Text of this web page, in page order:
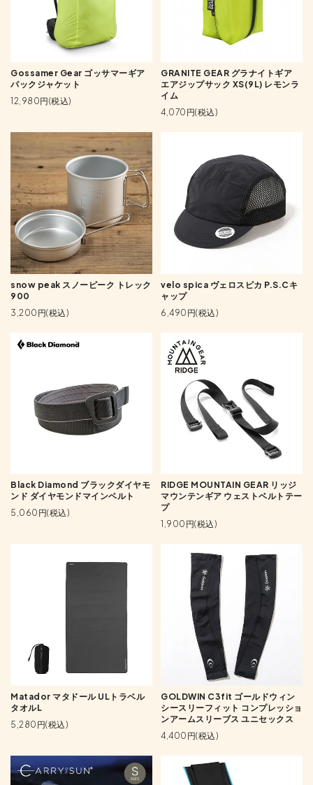
Gossamer Gear ゴッサマーギア
パックジャケット
12,980円(税込)
GRANITE GEAR グラナイトギア
エアジップサック XS(9L) レモンラ
イム
4,070円(税込)
snow peak スノーピーク トレック
900
3,200円(税込)
velo spica ヴェロスピカ P.S.Cキ
ャップ
6,490円(税込)
Black Diamond ブラックダイヤモ
ンド ダイヤモンドマインベルト
5,060円(税込)
RIDGE MOUNTAIN GEAR リッジ
マウンテンギア ウェストベルトテー
プ
1,900円(税込)
Matador マタドール ULトラベル
タオルL
5,280円(税込)
GOLDWIN C3fit ゴールドウィン
シースリーフィット コンプレッショ
ンアームスリーブス ユニセックス
4,400円(税込)